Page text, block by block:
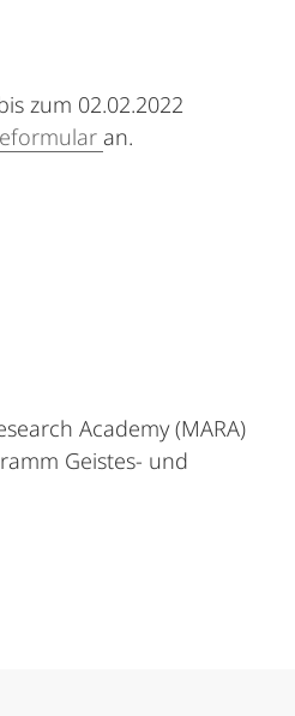
zum 02.02.2022
an.
Academy (MARA)
Geistes- und